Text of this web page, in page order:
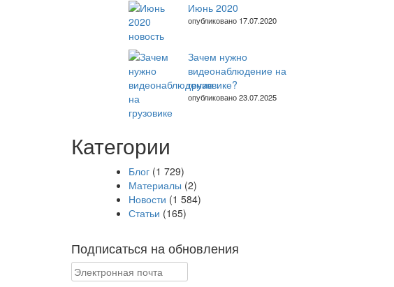
Июнь 2020
опубликовано 17.07.2020
Зачем нужно
видеонаблюдение на
грузовике?
опубликовано 23.07.2025
Категории
Блог (1 729)
Материалы (2)
Новости (1 584)
Статьи (165)
Подписаться на обновления